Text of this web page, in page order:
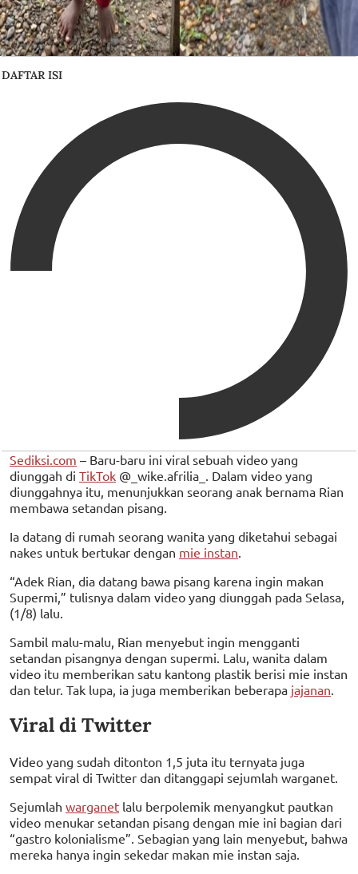
DAFTAR ISI
Sediksi.com – Baru-baru ini viral sebuah video yang
diunggah di TikTok @_wike.afrilia_. Dalam video yang
diunggahnya itu, menunjukkan seorang anak bernama Rian
membawa setandan pisang.
Ia datang di rumah seorang wanita yang diketahui sebagai
nakes untuk bertukar dengan mie instan
“Adek Rian, dia datang bawa pisang karena ingin makan
Supermi,” tulisnya dalam video yang diunggah pada Selasa,
(1/8) lalu.
Sambil malu-malu, Rian menyebut ingin mengganti
setandan pisangnya dengan supermi. Lalu, wanita dalam
video itu memberikan satu kantong plastik berisi mie instan
dan telur. Tak lupa, ia juga memberikan beberapa jajanan
Viral di Twitter
Video yang sudah ditonton 1,5 juta itu ternyata juga
sempat viral di Twitter dan ditanggapi sejumlah warganet.
Sejumlah warganet lalu berpolemik menyangkut pautkan
video menukar setandan pisang dengan mie ini bagian dari
“gastro kolonialisme”. Sebagian yang lain menyebut, bahwa
mereka hanya ingin sekedar makan mie instan saja.